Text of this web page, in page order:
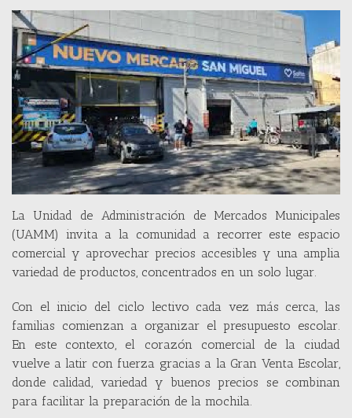
La Unidad de Administración de Mercados Municipales
(UAMM) invita a la comunidad a recorrer este espacio
comercial y aprovechar precios accesibles y una amplia
variedad de productos, concentrados en un solo lugar.
Con el inicio del ciclo lectivo cada vez más cerca, las
familias comienzan a organizar el presupuesto escolar.
En este contexto, el corazón comercial de la ciudad
vuelve a latir con fuerza gracias a la Gran Venta Escolar,
donde calidad, variedad y buenos precios se combinan
para facilitar la preparación de la mochila.